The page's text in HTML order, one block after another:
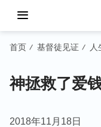
首页 / 基督徒见证 / 人
神拯救了爱
2018年11月18日